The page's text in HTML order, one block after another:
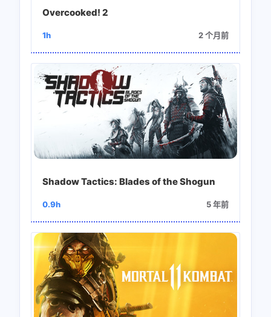
Overcooked! 2
1h 2 个月前
Shadow Tactics: Blades of the Shogun
0.9h 5 年前